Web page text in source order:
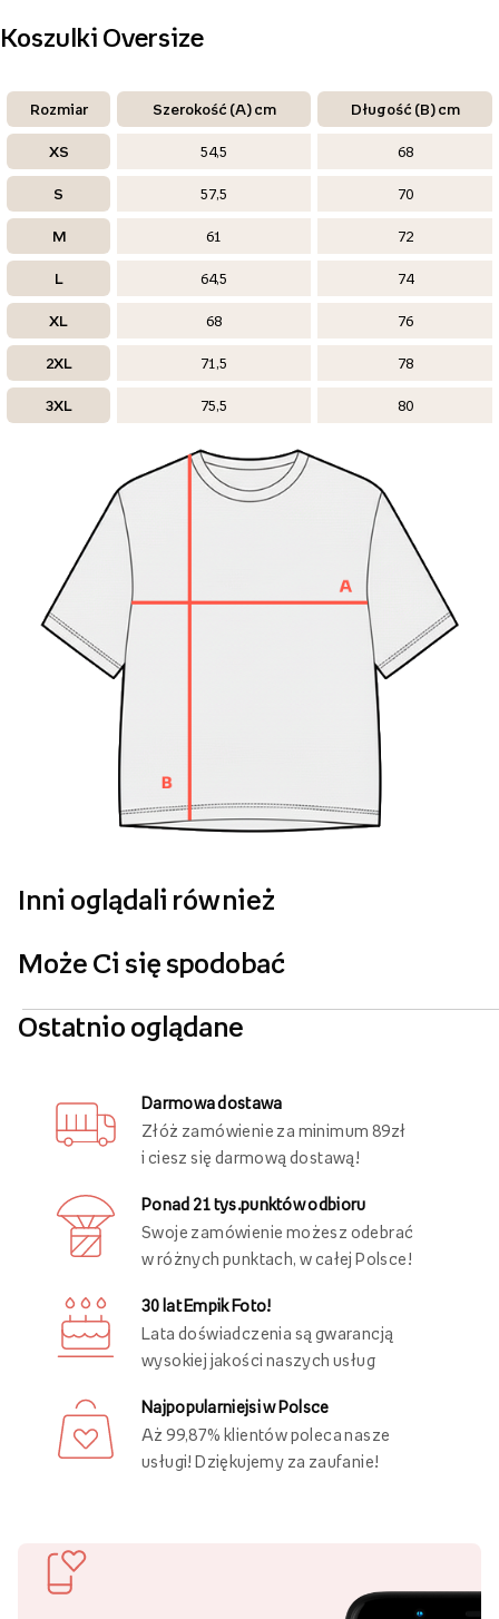
Koszulki Oversize
Rozmiar Szerokość (A) cm Długość (B) cm
XS 54,5 68
S 57,5 70
M 61 72
L 64,5 74
XL 68 76
2XL 71,5 78
3XL 75,5 80
Inni oglądali również